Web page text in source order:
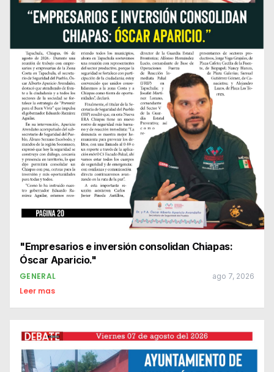
"Empresarios e inversión consolidan Chiapas:
GENERAL ago 7, 2026
Leer mas